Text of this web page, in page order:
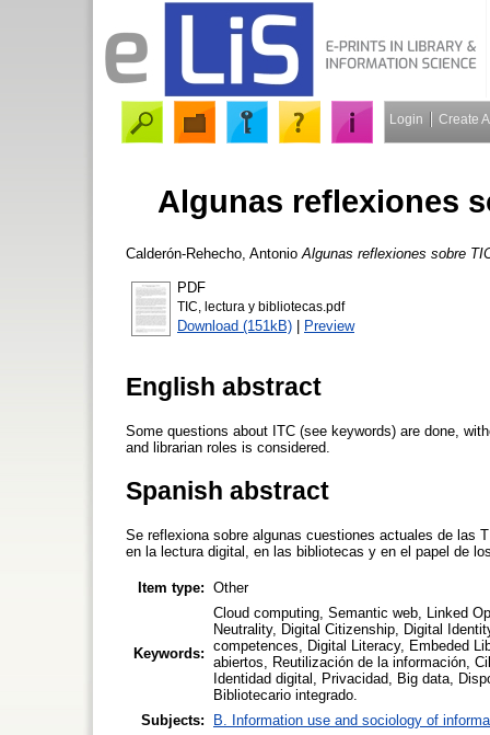
Login Create
Algunas reflexiones
Calderón-Rehecho, Antonio Algunas reflexiones sobre
PDF
TIC, lectura y bibliotecas.pdf
Download (151kB) | Preview
English abstract
Some questions about ITC (see keywords) are done,
and librarian roles is considered.
Spanish abstract
Se reflexiona sobre algunas cuestiones actuales de las
en la lectura digital, en las bibliotecas y en el papel de
Item type: Other
Keywords:
Cloud computing, Semantic web, Linked
Neutrality, Digital Citizenship, Digital
competences, Digital Literacy, Embeded
abiertos, Reutilización de la información,
Identidad digital, Privacidad, Big data,
Bibliotecario integrado.
Subjects:
B. Information use and sociology of